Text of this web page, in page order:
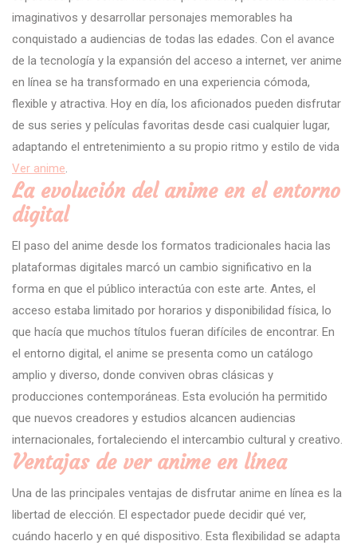
imaginativos y desarrollar personajes memorables ha
conquistado a audiencias de todas las edades. Con el avance
de la tecnología y la expansión del acceso a internet, ver anime
en línea se ha transformado en una experiencia cómoda,
flexible y atractiva. Hoy en día, los aficionados pueden disfrutar
de sus series y películas favoritas desde casi cualquier lugar,
adaptando el entretenimiento a su propio ritmo y estilo de vida
Ver anime.
La evolución del anime en el entorno
digital
El paso del anime desde los formatos tradicionales hacia las
plataformas digitales marcó un cambio significativo en la
forma en que el público interactúa con este arte. Antes, el
acceso estaba limitado por horarios y disponibilidad física, lo
que hacía que muchos títulos fueran difíciles de encontrar. En
el entorno digital, el anime se presenta como un catálogo
amplio y diverso, donde conviven obras clásicas y
producciones contemporáneas. Esta evolución ha permitido
que nuevos creadores y estudios alcancen audiencias
internacionales, fortaleciendo el intercambio cultural y creativo.
Ventajas de ver anime en línea
Una de las principales ventajas de disfrutar anime en línea es la
libertad de elección. El espectador puede decidir qué ver,
cuándo hacerlo y en qué dispositivo. Esta flexibilidad se adapta